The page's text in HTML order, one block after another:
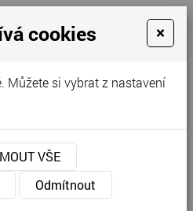
Kontaktujte nás
»Pánské obleky - doplňky
- doplňky
cookies ×
Můžete si vybrat z nastavení
VŠE
Odmítnout